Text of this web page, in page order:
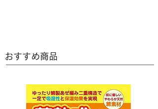
おすすめ商品